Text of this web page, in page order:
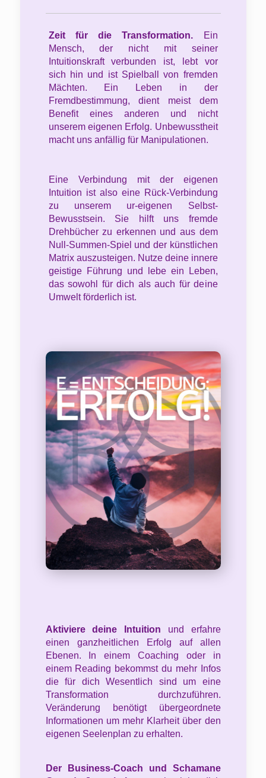
Zeit für die Transformation. Ein
Mensch, der nicht mit seiner
Intuitionskraft verbunden ist, lebt vor
sich hin und ist Spielball von fremden
Mächten. Ein Leben in der
Fremdbestimmung, dient meist dem
Benefit eines anderen und nicht
unserem eigenen Erfolg. Unbewusstheit
macht uns anfällig für Manipulationen.
Eine Verbindung mit der eigenen
Intuition ist also eine Rück-Verbindung
zu unserem ur-eigenen Selbst-
Bewusstsein. Sie hilft uns fremde
Drehbücher zu erkennen und aus dem
Null-Summen-Spiel und der künstlichen
Matrix auszusteigen. Nutze deine innere
geistige Führung und lebe ein Leben,
das sowohl für dich als auch für deine
Umwelt förderlich ist.
Aktiviere deine Intuition und erfahre
einen ganzheitlichen Erfolg auf allen
Ebenen. In einem Coaching oder in
einem Reading bekommst du mehr Infos
die für dich Wesentlich sind um eine
Transformation durchzuführen.
Veränderung benötigt übergeordnete
Informationen um mehr Klarheit über den
eigenen Seelenplan zu erhalten.
Der
Business-Coach und Schamane